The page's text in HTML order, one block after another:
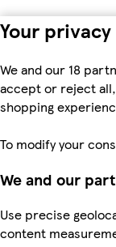
Your
We and our 18
accept or reject
shopping
To modify your
We and our
Use precise
content